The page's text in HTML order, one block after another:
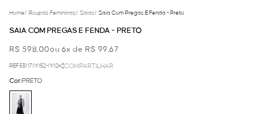
Home/ Roupas Femininas/ Saias/ Saia Com Pregas E Fenda - Preto
SAIA COM PREGAS E FENDA - PRETO
R$ 598,00ou 6x de R$ 99,67
REF.53.07.0052-002 COMPARTILHAR
Cor:PRETO